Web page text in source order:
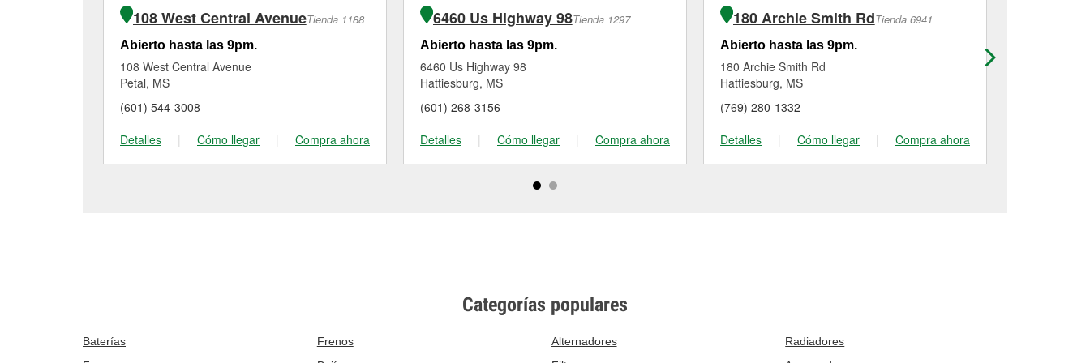
108 West Central AvenueTienda 1188
Abierto hasta las 9pm.
108 West Central Avenue
Petal, MS
(601) 544-3008
Detalles
| Cómo llegar | Compra ahora
6460 Us Highway 98Tienda 1297
Abierto hasta las 9pm.
6460 Us Highway 98
Hattiesburg, MS
(601) 268-3156
Detalles
| Cómo llegar | Compra ahora
180 Archie Smith RdTienda 6941
Abierto hasta las 9pm.
180 Archie Smith Rd
Hattiesburg, MS
(769) 280-1332
Detalles
| Cómo llegar | Compra ahora
Categorías populares
Baterías Frenos Alternadores
Radiadores